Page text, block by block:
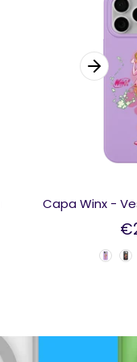
Capa Winx -